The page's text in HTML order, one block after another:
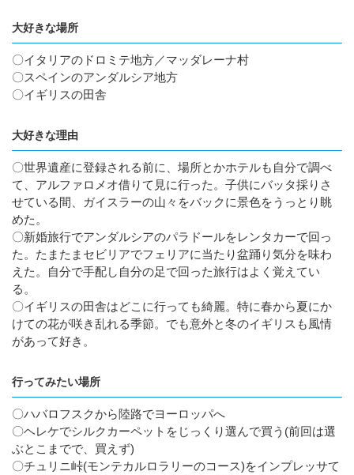
大好きな場所
〇イタリアのドロミテ地方／マッダレーナ村
〇スペインのアンダルシア地方
〇イギリスの田舎
大好きな理由
〇世界遺産に登録される前に、場所とかホテルも自分で調べ
て、アルファロメオ借りて見に行った。子供にバッタ採りさ
せている間、ガイスラーの山々をバックに景色をうっとり眺
めた。
〇新婚旅行でアンダルシアのパラドールをレンタカーで回っ
た。たまたまセビリアでフェリアに当たり盆踊り気分を味わ
えた。自分で手配し自分の足で回った旅行はよく覚えてい
る。
〇イギリスの田舎はどこに行っても綺麗。特に春から夏にか
けての花が咲き乱れる季節。でも意外と冬のイギリスも風情
があって好き。
行ってみたい場所
〇ハバロフスクから陸路でヨーロッパへ
〇ヘレケでシルクカーペットをじっくり選んで買う(前回は選
ぶとこまでで、買えず)
〇チュリニ峠(モンテカルロラリーのコース)をインプレッサて